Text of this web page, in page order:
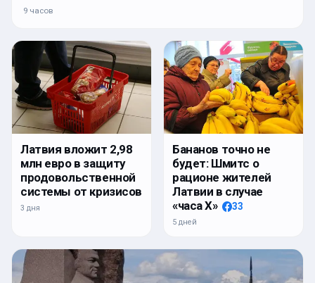
9 часов
Латвия вложит 2,98
млн евро в защиту
продовольственной
системы от кризисов
3 дня
Бананов точно не
будет: Шмитс о
рационе жителей
Латвии в случае
«часа Х»
33
5 дней